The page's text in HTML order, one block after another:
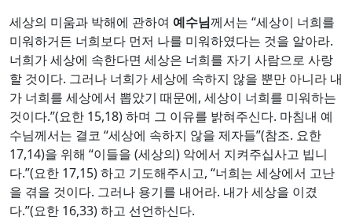
세상의 미움과 박해에 관하여 예수님께서는 “세상이 너희를
미워하거든 너희보다 먼저 나를 미워하였다는 것을 알아라.
너희가 세상에 속한다면 세상은 너희를 자기 사람으로 사랑
할 것이다. 그러나 너희가 세상에 속하지 않을 뿐만 아니라 내
가 너희를 세상에서 뽑았기 때문에, 세상이 너희를 미워하는
것이다.”(요한 15,18) 하며 그 이유를 밝혀주신다. 마침내 예
수님께서는 결코 “세상에 속하지 않을 제자들”(참조. 요한
17,14)을 위해 “이들을 (세상의) 악에서 지켜주십사고 빕니
다.”(요한 17,15) 하고 기도해주시고, “너희는 세상에서 고난
을 겪을 것이다. 그러나 용기를 내어라. 내가 세상을 이겼
다.”(요한 16,33) 하고 선언하신다.